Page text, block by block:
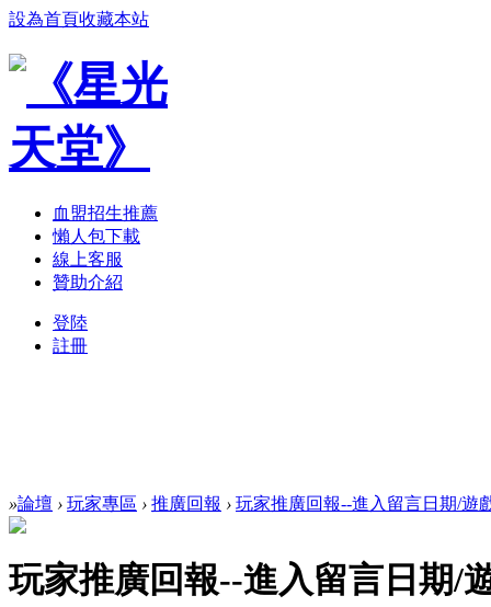
設為首頁收藏本站
血盟招生推薦
懶人包下載
線上客服
贊助介紹
登陸
註冊
»論壇 › 玩家專區 › 推廣回報 › 玩家推廣回報--進入留言日期/遊
玩家推廣回報--進入留言日期/